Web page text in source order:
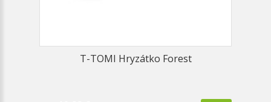
T-TOMI Hryzátko Forest